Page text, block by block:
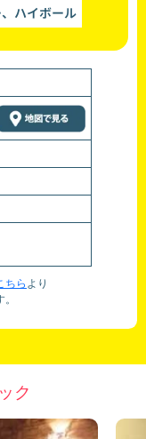
ハイボール
ちら より
ク